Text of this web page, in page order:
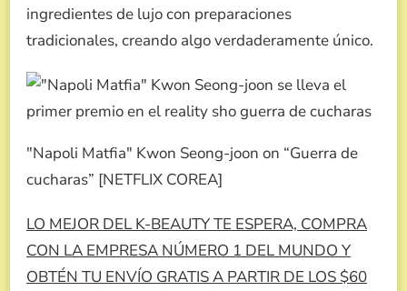
ingredientes de lujo con preparaciones
tradicionales, creando algo verdaderamente único.
″Napoli Matfia″ Kwon Seong-joon on “Guerra de
cucharas” [NETFLIX COREA]
LO MEJOR DEL K-BEAUTY TE ESPERA, COMPRA
CON LA EMPRESA NÚMERO 1 DEL MUNDO Y
OBTÉN TU ENVÍO GRATIS A PARTIR DE LOS $60